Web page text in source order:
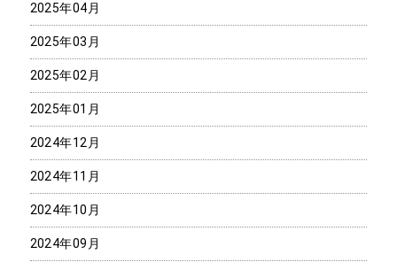
2025年04月
2025年03月
2025年02月
2025年01月
2024年12月
2024年11月
2024年10月
2024年09月